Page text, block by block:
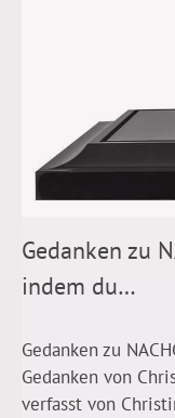
Gedanken zu
indem du…
Gedanken zu
Gedanken von
verfasst von